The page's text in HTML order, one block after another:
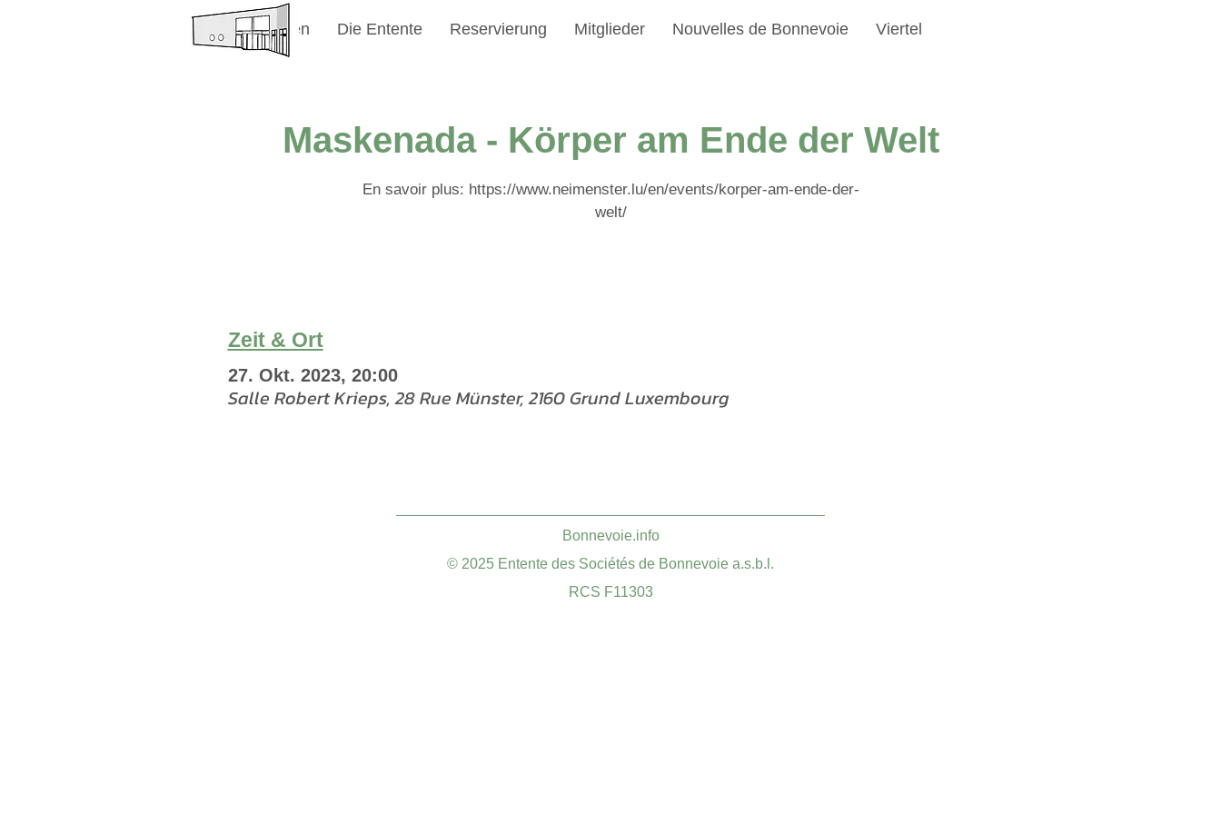
Willkommen Die Entente Reservierung Mitglieder Nouvelles de Bonnevoie Viertel
Maskenada - Körper am Ende der Welt
En savoir plus: https://www.neimenster.lu/en/events/korper-am-ende-der-
welt/
Zeit & Ort
27. Okt. 2023, 20:00
Salle Robert Krieps, 28 Rue Münster, 2160 Grund Luxembourg
​Bonnevoie.info
© 2025 Entente des Sociétés de Bonnevoie a.s.b.l.
RCS F11303